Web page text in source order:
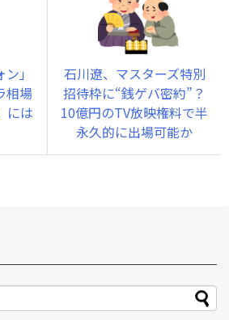
」
相場
には
石川遼、マスターズ特別
招待枠に“銭ゲバ密約”？
10億円のTV放映権料で半
永久的に出場可能か